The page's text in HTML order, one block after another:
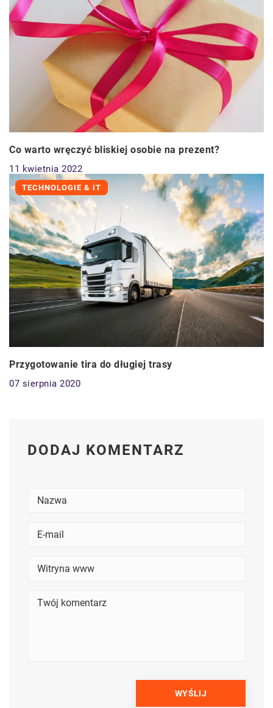
Co warto wręczyć bliskiej osobie na prezent?
11 kwietnia 2022
TECHNOLOGIE & IT
Przygotowanie tira do długiej trasy
07 sierpnia 2020
DODAJ KOMENTARZ